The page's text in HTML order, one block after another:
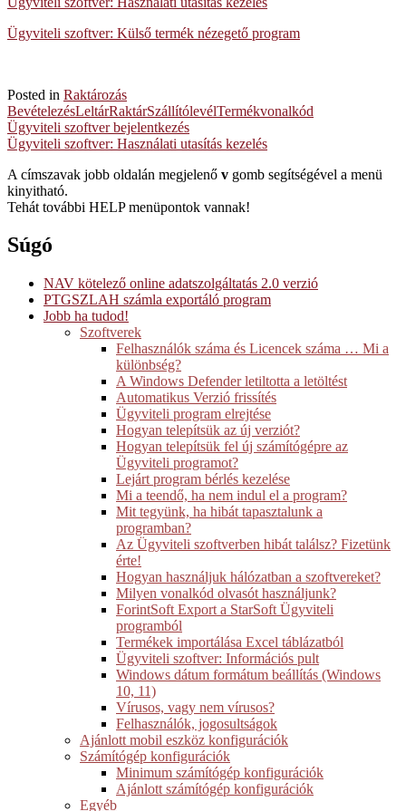
Ügyviteli szoftver: Külső termék nézegető program
Posted in Raktározás
BevételezésLeltárRaktárSzállítólevélTermékvonalkód
Post
navigation
Ügyviteli szoftver bejelentkezés
Ügyviteli szoftver: Használati utasítás kezelés
A címszavak jobb oldalán megjelenő v gomb segítségével a menü
kinyitható.
Tehát további HELP menüpontok vannak!
Súgó
NAV kötelező online adatszolgáltatás 2.0 verzió
PTGSZLAH számla exportáló program
Jobb ha tudod!
Szoftverek
Felhasználók száma és Licencek száma … Mi a
különbség?
A Windows Defender letiltotta a letöltést
Automatikus Verzió frissítés
Ügyviteli program elrejtése
Hogyan telepítsük az új verziót?
Hogyan telepítsük fel új számítógépre az
Ügyviteli programot?
Lejárt program bérlés kezelése
Mi a teendő, ha nem indul el a program?
Mit tegyünk, ha hibát tapasztalunk a
programban?
Az Ügyviteli szoftverben hibát találsz? Fizetünk
érte!
Hogyan használjuk hálózatban a szoftvereket?
Milyen vonalkód olvasót használjunk?
ForintSoft Export a StarSoft Ügyviteli
programból
Termékek importálása Excel táblázatból
Ügyviteli szoftver: Információs pult
Windows dátum formátum beállítás (Windows
10, 11)
Vírusos, vagy nem vírusos?
Felhasználók, jogosultságok
Ajánlott mobil eszköz konfigurációk
Számítógép konfigurációk
Minimum számítógép konfigurációk
Ajánlott számítógép konfigurációk
Egyéb